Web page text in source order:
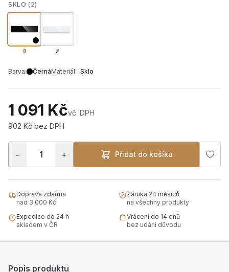
SKLO (2)
B W
Barva: ČernáMateriál: Sklo
1 091 Kčvč. DPH
902 Kč bez DPH
− + Přidat do košíku
Doprava zdarma
nad 3 000 Kč
Záruka 24 měsíců
na všechny produkty
Expedice do 24 h
skladem v ČR
Vrácení do 14 dnů
bez udání důvodu
Popis produktu